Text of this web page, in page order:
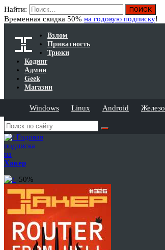
Найти:
Временная скидка 50% на годовую подписку!
Взлом
Приватность
Трюки
Кодинг
Админ
Geek
Магазин
Windows Linux Android Железо
Годовая
подписка
на
Хакер
-50%